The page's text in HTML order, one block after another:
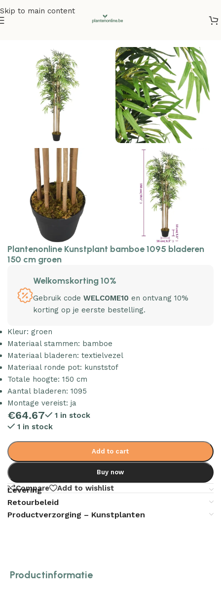
Skip to main content
Plantenonline Kunstplant bamboe 1095 bladeren
150 cm groen
Welkomskorting 10%
Gebruik code WELCOME10 en ontvang 10%
korting op je eerste bestelling.
Kleur: groen
Materiaal stammen: bamboe
Materiaal bladeren: textielvezel
Materiaal ronde pot: kunststof
Totale hoogte: 150 cm
Aantal bladeren: 1095
Montage vereist: ja
€64.67
1 in stock
1 in stock
Add to cart
Buy now
Compare Add to wishlist
Levering
Retourbeleid
Productverzorging – Kunstplanten
Productinformatie